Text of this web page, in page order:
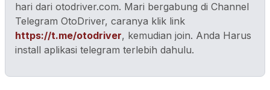
hari dari otodriver.com. Mari bergabung di Channel
Telegram OtoDriver, caranya klik link
https://t.me/otodriver, kemudian join. Anda Harus
install aplikasi telegram terlebih dahulu.